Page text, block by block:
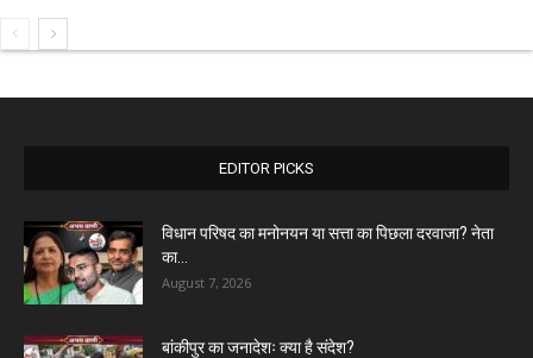
EDITOR PICKS
विधान परिषद का मनोनयन या सत्ता का पिछला दरवाजा? नेता
का...
August 7, 2026
बांकीपुर का जनादेशः क्या है संदेश?